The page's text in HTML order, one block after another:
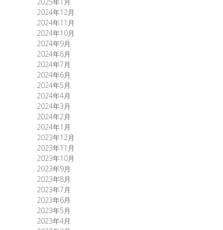
2024年12月
2024年11月
2024年10月
2024年9月
2024年8月
2024年7月
2024年6月
2024年5月
2024年4月
2024年3月
2024年2月
2024年1月
2023年12月
2023年11月
2023年10月
2023年9月
2023年8月
2023年7月
2023年6月
2023年5月
2023年4月